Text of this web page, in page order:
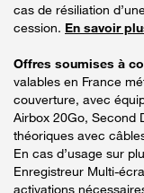
cas de résiliation
cession. En savoir
Offres soumises à
valables en France
couverture, avec
Airbox 20Go, Second
théoriques avec
En cas d’usage sur
Enregistreur Multi-
activations